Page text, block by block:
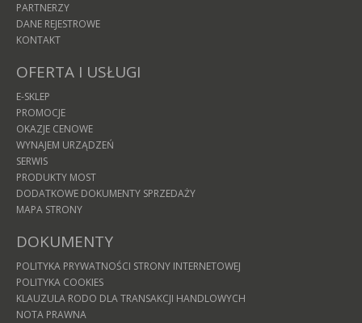
PARTNERZY
DANE REJESTROWE
KONTAKT
OFERTA I USŁUGI
E-SKLEP
PROMOCJE
OKAZJE CENOWE
WYNAJEM URZĄDZEŃ
SERWIS
PRODUKTY MOST
DODATKOWE DOKUMENTY SPRZEDAŻY
MAPA STRONY
DOKUMENTY
POLITYKA PRYWATNOŚCI STRONY INTERNETOWEJ
POLITYKA COOKIES
KLAUZULA RODO DLA TRANSAKCJI HANDLOWYCH
NOTA PRAWNA